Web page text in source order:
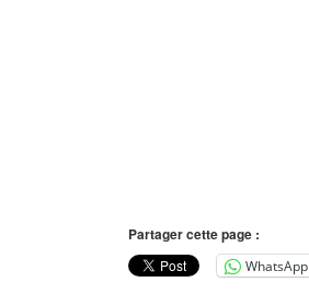
Partager cette page :
WhatsApp